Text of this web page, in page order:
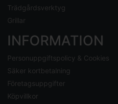
Trädgårdsverktyg
Grillar
INFORMATION
Personuppgiftspolicy & Cookies
Säker kortbetalning
Företagsuppgifter
Köpvillkor